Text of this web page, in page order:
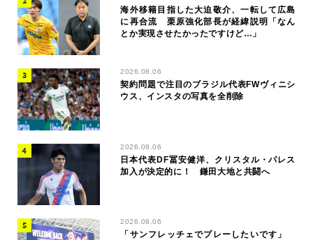
海外移籍目指した大迫敬介、一転して広島
に再合流 栗原強化部長が経緯説明「なん
とか実現させたかったですけど…」
2026.08.06
契約問題で注目のブラジル代表FWヴィニシ
ウス、インスタの写真を全削除
2026.08.06
日本代表DF冨安健洋、クリスタル・パレス
加入が決定的に！ 鎌田大地と共闘へ
2026.08.06
「サンフレッチェでプレーしたいです」